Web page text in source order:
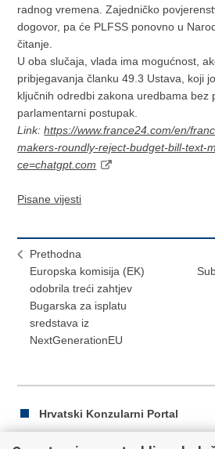
radnog vremena. Zajedničko
dogovor, pa će PLFSS ponovno u
čitanje.
U oba slučaja, vlada ima mogućnost,
pribjegavanja članku 49.3 Ustava, koji
ključnih odredbi zakona uredbama bez
parlamentarni postupak.
Link:https://www.france24.com/en/
makers-roundly-reject-budget-bill-text-
ce=chatgpt.com
Pisane vijesti
Prethodna
Europska komisija (EK)
odobrila treći zahtjev
Bugarska za isplatu
sredstava iz
NextGenerationEU
Hrvatski Konzularni Portal